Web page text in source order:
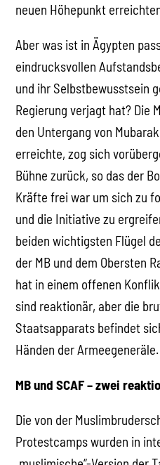
neuen Höhepunkt
Aber was ist in Ägypten
eindrucksvollen
und ihr Selbstbewusstsein
Regierung verjagt hat? Die
den Untergang von
erreichte, zog sich
Bühne zurück, so das der
Kräfte frei war um sich zu
und die Initiative zu
beiden wichtigsten Flügel
der MB und dem Obersten
hat in einem offenen
sind reaktionär, aber die
Staatsapparats befindet
Händen der Armeegeneräle.
MB und SCAF – zwei
Die von der
Protestcamps wurden in